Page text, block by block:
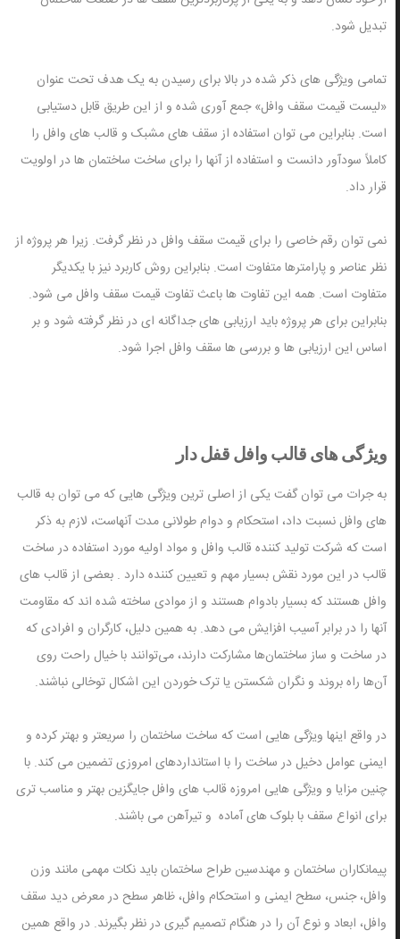
تبدیل شود.
تمامی ویژگی های ذکر شده در بالا برای رسیدن به یک هدف تحت عنوان
«لیست قیمت سقف وافل» جمع آوری شده و از این طریق قابل دستیابی
است. بنابراین می توان استفاده از سقف های مشبک و قالب های وافل را
کاملاً سودآور دانست و استفاده از آنها را برای ساخت ساختمان ها در اولویت
قرار داد.
نمی توان رقم خاصی را برای قیمت سقف وافل در نظر گرفت. زیرا هر پروژه از
نظر عناصر و پارامترها متفاوت است. بنابراین روش کاربرد نیز با یکدیگر
متفاوت است. همه این تفاوت ها باعث تفاوت قیمت سقف وافل می شود.
بنابراین برای هر پروژه باید ارزیابی های جداگانه ای در نظر گرفته شود و بر
اساس این ارزیابی ها و بررسی ها سقف وافل اجرا شود.
ویژگی های قالب وافل قفل دار
به جرات می توان گفت یکی از اصلی ترین ویژگی هایی که می توان به قالب
های وافل نسبت داد، استحکام و دوام طولانی مدت آنهاست، لازم به ذکر
است که شرکت تولید کننده قالب وافل و مواد اولیه مورد استفاده در ساخت
قالب در این مورد نقش بسیار مهم و تعیین کننده دارد . بعضی از قالب های
وافل هستند که بسیار بادوام هستند و از موادی ساخته شده اند که مقاومت
آنها را در برابر آسیب افزایش می دهد. به همین دلیل، کارگران و افرادی که
در ساخت و ساز ساختمان‌ها مشارکت دارند، می‌توانند با خیال راحت روی
آن‌ها راه بروند و نگران شکستن یا ترک خوردن این اشکال توخالی نباشند.
در واقع اینها ویژگی هایی است که ساخت ساختمان را سریعتر و بهتر کرده و
ایمنی عوامل دخیل در ساخت را با استانداردهای امروزی تضمین می کند. با
چنین مزایا و ویژگی هایی امروزه قالب های وافل جایگزین بهتر و مناسب تری
برای انواع سقف با بلوک های آماده و تیرآهن می باشند.
پیمانکاران ساختمان و مهندسین طراح ساختمان باید نکات مهمی مانند وزن
وافل، جنس، سطح ایمنی و استحکام وافل، ظاهر سطح در معرض دید سقف
وافل، ابعاد و نوع آن را در هنگام تصمیم گیری در نظر بگیرند. در واقع همین